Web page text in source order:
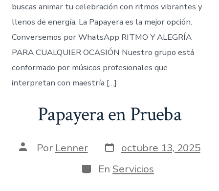
buscas animar tu celebración con ritmos vibrantes y
llenos de energía, La Papayera es la mejor opción.
Conversemos por WhatsApp RITMO Y ALEGRÍA
PARA CUALQUIER OCASIÓN Nuestro grupo está
conformado por músicos profesionales que
interpretan con maestría […]
Papayera en Prueba
AutorPor Lenner Fecha
de
publicación
octubre 13, 2025
Categorías
En Servicios